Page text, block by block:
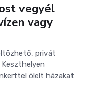
vegyél
vagy
privát
ölelt házakat